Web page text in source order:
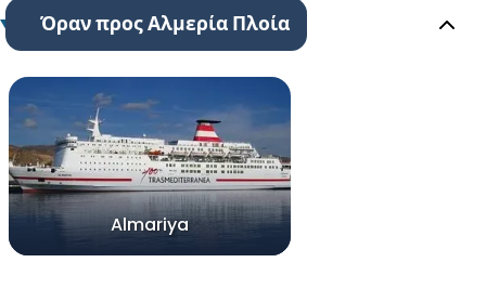
Όραν προς Αλμερία Πλοία
Almariya